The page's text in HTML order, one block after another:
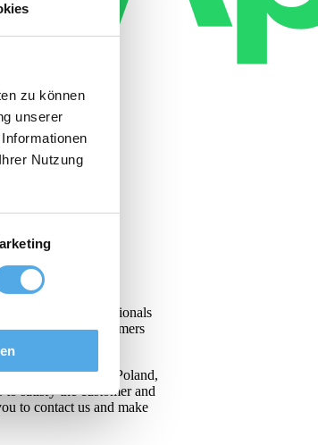
zu können
unserer
Nutzung
qualified professionals
satisfied customers
ready to work. In Poland,
satisfy the customer and
to contact us and make